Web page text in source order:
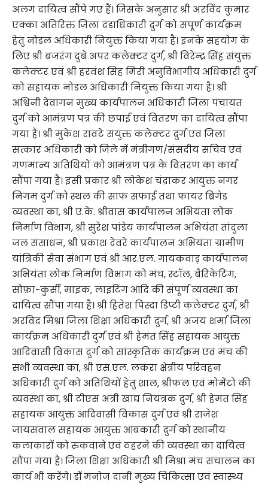
अलग दायित्व सौंपे गए हैं। जिसके अनुसार श्री अरविंद कुमार
एक्का अतिरिक्त जिला दंडाधिकारी दुर्ग को संपूर्ण कार्यक्रम
हेतु नोडल अधिकारी नियुक्त किया गया है। इनके सहयोग के
लिए श्री बजरंग दुबे अपर कलेक्टर दुर्ग, श्री विरेन्द्र सिंह संयुक्त
कलेक्टर एवं श्री हरवंश सिंह मिरी अनुविभागीय अधिकारी दुर्ग
को सहायक नोडल अधिकारी नियुक्त किया गया है। श्री
अश्विनी देवांगन मुख्य कार्यपालन अधिकारी जिला पंचायत
दुर्ग को आमंत्रण पत्र की छपाई एवं वितरण का दायित्व सौंपा
गया है। श्री मुकेश रावटे संयुक्त कलेक्टर दुर्ग एवं जिला
सत्कार अधिकारी को जिले में मंत्रीगण/संसदीय सचिव एवं
गणमान्य अतिथियों को आमंत्रण पत्र के वितरण का कार्य
सौंपा गया है। इसी प्रकार श्री लोकेश चंद्राकर आयुक्त नगर
निगम दुर्ग को स्थल की साफ सफाई तथा फायर ब्रिगेड
व्यवस्था का, श्री ए.के. श्रीवास कार्यपालन अभियंता लोक
निर्माण विभाग, श्री सुरेश पांडेय कार्यपालन अभियंता तांदुला
जल संसाधन, श्री प्रकाश देवरे कार्यपालन अभियंता ग्रामीण
यांत्रिकी सेवा संभाग एवं श्री आर.एल. गायकवाड़ कार्यपालन
अभियंता लोक निर्माण विभाग को मंच, स्टॉल, बैरिकेटिंग,
सोफ़ा-कुर्सी, माइक, लाइटिंग आदि की संपूर्ण व्यवस्था का
दायित्व सौंपा गया है। श्री हितेश पिस्दा डिप्टी कलेक्टर दुर्ग, श्री
अरविंद मिश्रा जिला शिक्षा अधिकारी दुर्ग, श्री अजय शर्मा जिला
कार्यक्रम अधिकारी दुर्ग एवं श्री हेमंत सिंह सहायक आयुक्त
आदिवासी विकास दुर्ग को सांस्कृतिक कार्यक्रम एवं मंच की
सभी व्यवस्था का, श्री एस.एल. लकरा क्षेत्रीय परिवहन
अधिकारी दुर्ग को अतिथियों हेतु शाल, श्रीफल एवं मोमेंटो की
व्यवस्था का, श्री टीएस अत्री खाद्य नियंत्रक दुर्ग, श्री हेमंत सिंह
सहायक आयुक्त आदिवासी विकास दुर्ग एवं श्री राजेश
जायसवाल सहायक आयुक्त आबकारी दुर्ग को स्थानीय
कलाकारों को रुकवाने एवं ठहरने की व्यवस्था का दायित्व
सौंपा गया है। जिला शिक्षा अधिकारी श्री मिश्रा मंच संचालन का
कार्य भी करेंगे। डॉ मनोज दानी मुख्य चिकित्सा एवं स्वास्थ्य